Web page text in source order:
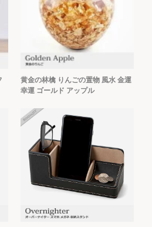
黄金の林檎 りんごの置物 風水 金運
幸運 ゴールド アップル